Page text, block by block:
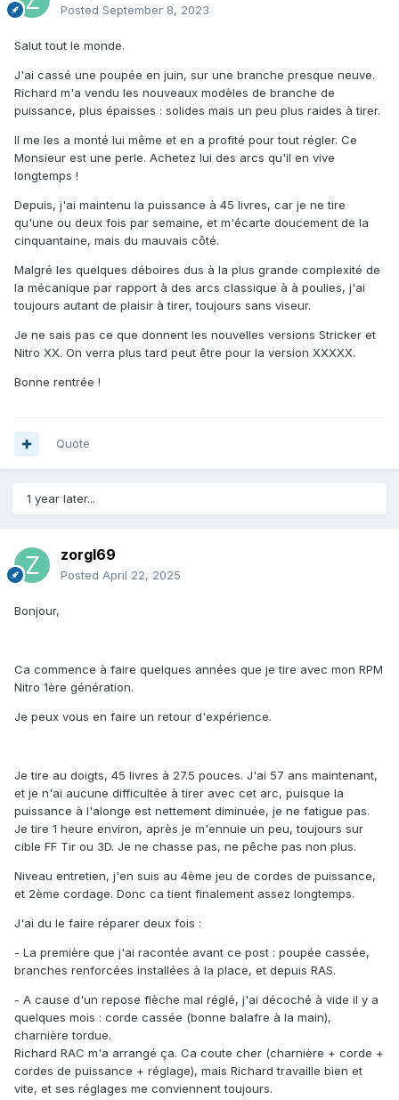
Posted September 8, 2023
Salut tout le monde.
J'ai cassé une poupée en juin, sur une branche presque neuve.
Richard m'a vendu les nouveaux modèles de branche de
puissance, plus épaisses : solides mais un peu plus raides à tirer.
Il me les a monté lui même et en a profité pour tout régler. Ce
Monsieur est une perle. Achetez lui des arcs qu'il en vive
longtemps !
Depuis, j'ai maintenu la puissance à 45 livres, car je ne tire
qu'une ou deux fois par semaine, et m'écarte doucement de la
cinquantaine, mais du mauvais côté.
Malgré les quelques déboires dus à la plus grande complexité de
la mécanique par rapport à des arcs classique à à poulies, j'ai
toujours autant de plaisir à tirer, toujours sans viseur.
Je ne sais pas ce que donnent les nouvelles versions Stricker et
Nitro XX. On verra plus tard peut être pour la version XXXXX.
Bonne rentrée !
Quote
1 year later...
zorgl69
Posted April 22, 2025
Bonjour,
Ca commence à faire quelques années que je tire avec mon RPM
Nitro 1ère génération.
Je peux vous en faire un retour d'expérience.
Je tire au doigts, 45 livres à 27.5 pouces. J'ai 57 ans maintenant,
et je n'ai aucune difficultée à tirer avec cet arc, puisque la
puissance à l'alonge est nettement diminuée, je ne fatigue pas.
Je tire 1 heure environ, après je m'ennuie un peu, toujours sur
cible FF Tir ou 3D. Je ne chasse pas, ne pêche pas non plus.
Niveau entretien, j'en suis au 4ème jeu de cordes de puissance,
et 2ème cordage. Donc ca tient finalement assez longtemps.
J'ai du le faire réparer deux fois :
- La première que j'ai racontée avant ce post : poupée cassée,
branches renforcées installées à la place, et depuis RAS.
- A cause d'un repose flèche mal réglé, j'ai décoché à vide il y a
quelques mois : corde cassée (bonne balafre à la main),
charnière tordue.
Richard RAC m'a arrangé ça. Ca coute cher (charnière + corde +
cordes de puissance + réglage), mais Richard travaille bien et
vite, et ses réglages me conviennent toujours.